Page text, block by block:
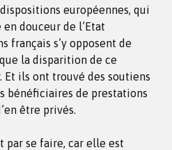
européennes, qui
douceur de l’Etat
français s’y opposent de
la disparition de ce
ils ont trouvé des soutiens
bénéficiaires de prestations
être privés.
par se faire, car elle est